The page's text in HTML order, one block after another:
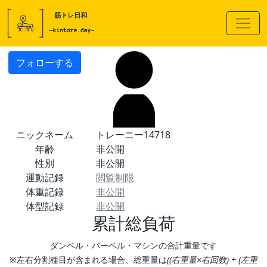
フォローする
ニックネーム
トレーニー14718
年齢
非公開
性別
非公開
運動記録
閲覧制限
体重記録
非公開
体型記録
非公開
累計総負荷
ダンベル・バーベル・マシンの合計重量です
※左右分割種目が含まれる場合、総重量は((右重量×右回数) + (左重